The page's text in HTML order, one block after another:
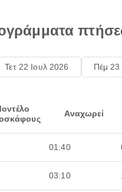
Τετ 22 Ιουλ 2026 Πέμ 23
Αναχωρεί
01:40
03:10